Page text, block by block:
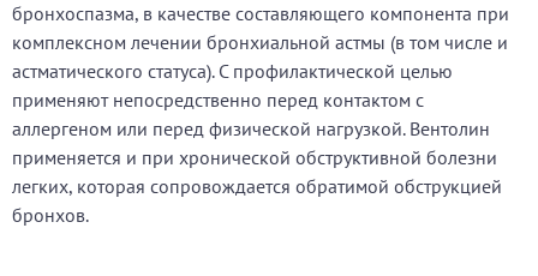
бронхоспазма, в качестве составляющего компонента при
комплексном лечении бронхиальной астмы (в том числе и
астматического статуса). С профилактической целью
применяют непосредственно перед контактом с
аллергеном или перед физической нагрузкой. Вентолин
применяется и при хронической обструктивной болезни
легких, которая сопровождается обратимой обструкцией
бронхов.